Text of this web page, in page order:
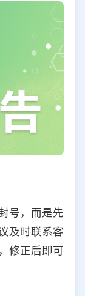
号，而是先
及时联系客
修正后即可